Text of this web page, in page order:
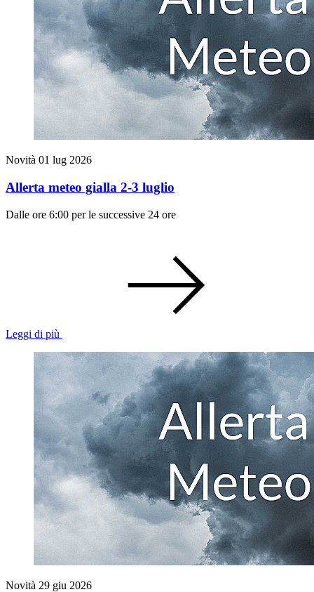
Novità 01 lug 2026
Allerta meteo gialla 2-3 luglio
Dalle ore 6:00 per le successive 24 ore
Leggi di più
Novità 29 giu 2026